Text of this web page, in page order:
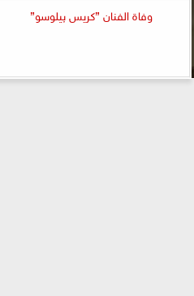
وفاة الفنان ”كريس پيلوسو”